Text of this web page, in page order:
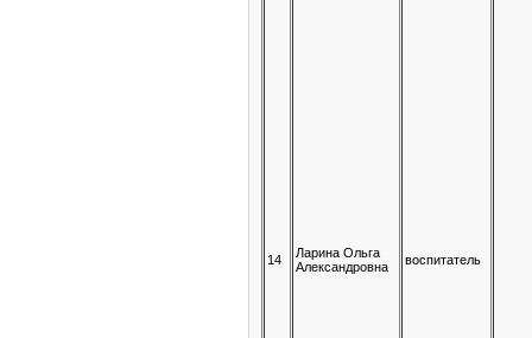
14
Ларина Ольга
Александровна
воспитатель